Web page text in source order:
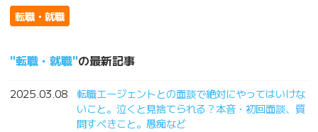
転職・就職
転職・就職 の最新記事
2025.03.08
転職エージェントとの面談で絶対にやってはいけな
いこと。泣くと見捨てられる？本音・初回面談、質
問すべきこと。愚痴など